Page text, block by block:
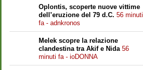
Oplontis, scoperte nuove vittime
dell’eruzione del 79 d.C. 56 minuti
fa - adnkronos
Melek scopre la relazione
clandestina tra Akif e Nida 56
minuti fa - ioDONNA